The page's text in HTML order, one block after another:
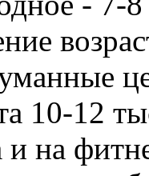
10-12
и на